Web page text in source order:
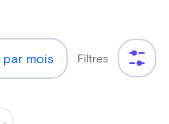
mois Filtres